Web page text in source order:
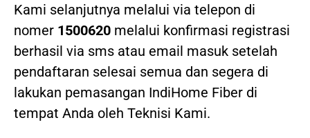
Kami selanjutnya melalui via telepon di
nomer 1500620 melalui konfirmasi registrasi
berhasil via sms atau email masuk setelah
pendaftaran selesai semua dan segera di
lakukan pemasangan IndiHome Fiber di
tempat Anda oleh Teknisi Kami.